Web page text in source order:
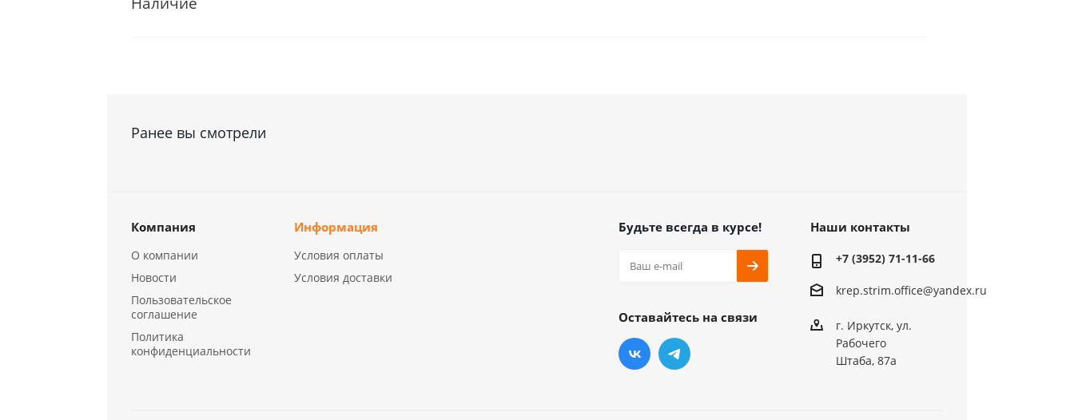
Ранее вы смотрели
Компания
О компании
Новости
Пользовательское
соглашение
Политика
конфиденциальности
Информация
Условия оплаты
Условия доставки
Будьте всегда в курсе!
Оставайтесь на связи
Наши контакты
+7 (3952) 71-11-66
krep.strim.office@yandex.ru
г. Иркутск, ул.
Рабочего
Штаба, 87а